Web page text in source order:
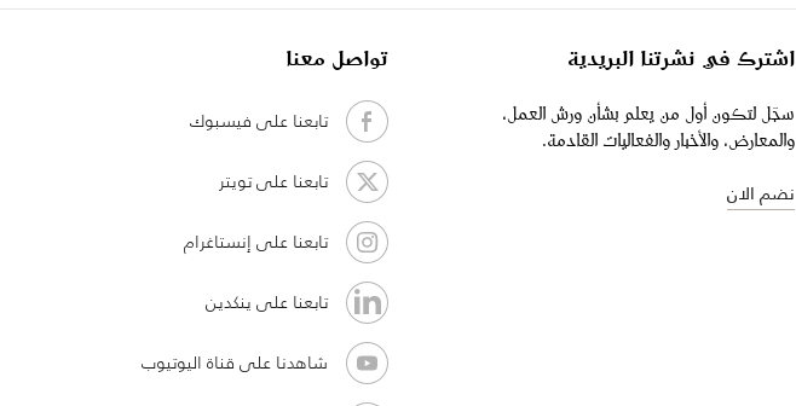
اشترك في نشرتنا البريدية
سجّل لتكون أول من يعلم بشأن ورش العمل،
والمعارض، والأخبار والفعاليات القادمة.
نضم الان
تواصل معنا
تابعنا على فيسبوك
تابعنا على تويتر
تابعنا على إنستاغرام
تابعنا على ينكدين
شاهدنا على قناة اليوتيوب